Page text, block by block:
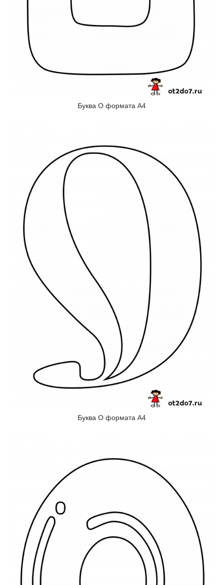
Буква О формата А4
Буква О формата А4